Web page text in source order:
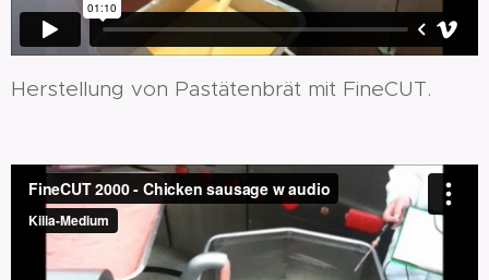
Herstellung von Pastätenbrät mit FineCUT.